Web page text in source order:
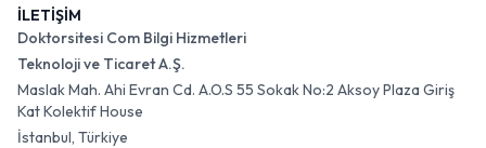
İLETİŞİM
Doktorsitesi Com Bilgi Hizmetleri
Teknoloji ve Ticaret A.Ş.
Maslak Mah. Ahi Evran Cd. A.O.S 55 Sokak No:2 Aksoy Plaza Giriş
Kat Kolektif House
İstanbul, Türkiye